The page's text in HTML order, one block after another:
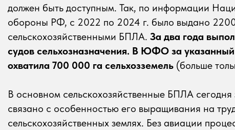
должен быть доступным. Так, по информации
обороны РФ, с 2022 по 2024 г. было выдано
сельскохозяйственными БПЛА. За два года
судов сельхозназначения. В ЮФО за указанный
охватила 700 000 га сельхозземель (больше
В основном сельскохозяйственные БПЛА сегодня
связано с особенностью его выращивания на
сельскохозяйственных землях. Без авиации